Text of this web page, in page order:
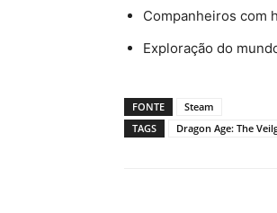
Companheiros com
Exploração do
FONTE
Steam
TAGS
Dragon Age: The